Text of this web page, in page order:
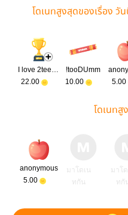
โดเนทสูงสุดของเรื่อง
I love 2tee pippor
22.00
!tooDUmm
10.00
5.00
โดเนท
anonymous
5.00
มาโดเน
ทกัน
มาโ
ทกั